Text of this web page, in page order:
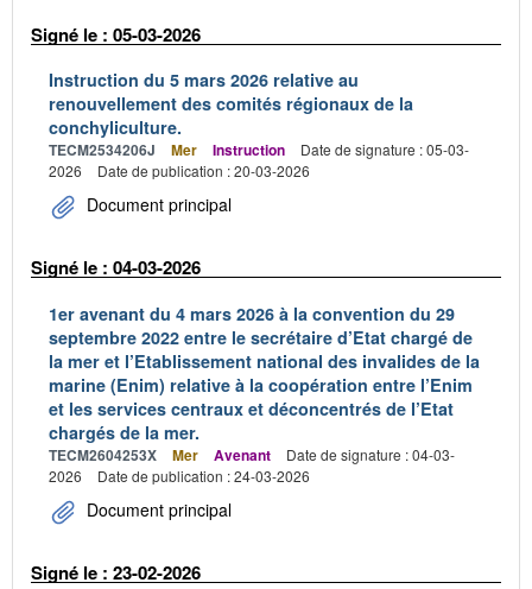
Signé le : 05-03-2026
Instruction du 5 mars 2026 relative au
renouvellement des comités régionaux de la
conchyliculture.
TECM2534206J Mer Instruction
Date de signature : 05-03-
2026
Date de publication : 20-03-2026
Document principal
Signé le : 04-03-2026
1er avenant du 4 mars 2026 à la convention du 29
septembre 2022 entre le secrétaire d’Etat chargé de
la mer et l’Etablissement national des invalides de la
marine (Enim) relative à la coopération entre l’Enim
et les services centraux et déconcentrés de l’Etat
chargés de la mer.
TECM2604253X Mer Avenant
Date de signature : 04-03-
2026
Date de publication : 24-03-2026
Document principal
Signé le : 23-02-2026